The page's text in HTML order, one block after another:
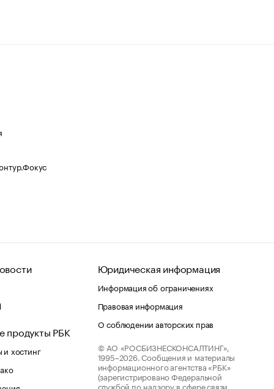
продукты РБК
хостинг
Юридическая информация
Информация об ограничениях
Правовая информация
О соблюдении авторских прав
© АО «РОСБИЗНЕСКОНСАЛТИНГ»,
1995–2026. Сообщения и материалы
информационного агентства «РБК»
(зарегистрировано Федеральной
службой по надзору в сфере связи,